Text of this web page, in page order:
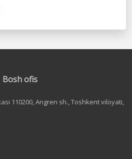
Bosh ofis
110200, Angren sh., Toshkent viloyati,